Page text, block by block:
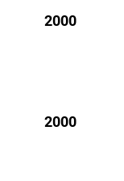
2000
2000